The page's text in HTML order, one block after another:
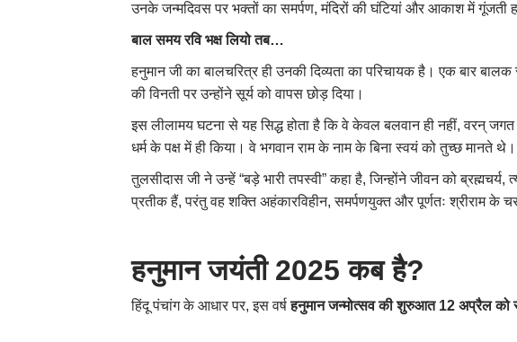
उनके जन्मदिवस पर भक्तों का समर्पण, मंदिरों की घंटियां और आकाश में
बाल समय रवि भक्ष लियो तब…
हनुमान जी का बालचरित्र ही उनकी दिव्यता का परिचायक है। एक बार
की विनती पर उन्होंने सूर्य को वापस छोड़ दिया।
इस लीलामय घटना से यह सिद्ध होता है कि वे केवल बलवान ही नहीं, वरन्
धर्म के पक्ष में ही किया। वे भगवान राम के नाम के बिना स्वयं को तुच्छ मानते थे।
तुलसीदास जी ने उन्हें “बड़े भारी तपस्वी” कहा है, जिन्होंने जीवन को
प्रतीक हैं, परंतु वह शक्ति अहंकारविहीन, समर्पणयुक्त और पूर्णतः श्रीराम के
हनुमान जयंती 2025 कब है?
हिंदू पंचांग के आधार पर, इस वर्षहनुमान जन्मोत्सव की शुरुआत 12 अप्रैल